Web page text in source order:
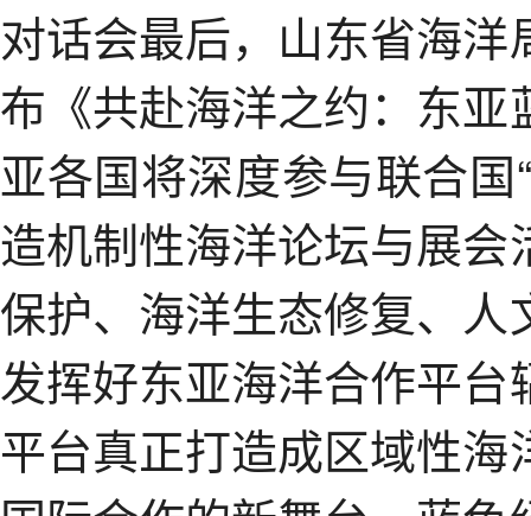
对话会最后，山东省海
布《共赴海洋之约：东
亚各国将深度参与联合
造机制性海洋论坛与展
保护、海洋生态修复、
发挥好东亚海洋合作平
平台真正打造成区域性